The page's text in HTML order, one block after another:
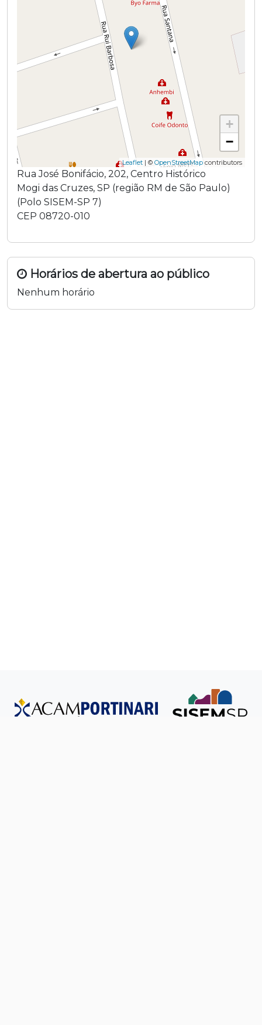
+
−
Leaflet | © OpenStreetMap contributors
Rua José Bonifácio, 202, Centro Histórico
Mogi das Cruzes, SP (região RM de São Paulo)
(Polo SISEM-SP 7)
CEP 08720-010
Horários de abertura ao público
Nenhum horário